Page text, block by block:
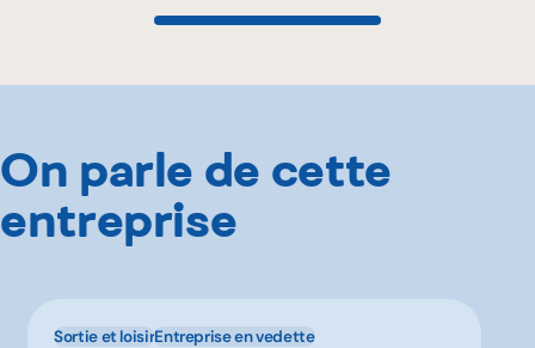
On parle de cette
entreprise
Sortie et loisirEntreprise en vedette